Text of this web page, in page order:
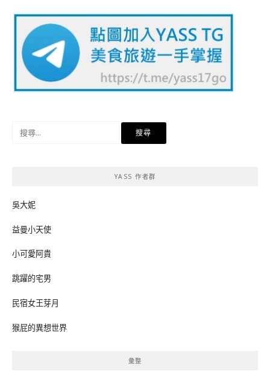
YASS 作者群
吳大妮
益曼小天使
小可愛阿貴
跳躍的宅男
民宿女王芽月
猴屁的異想世界
彙整